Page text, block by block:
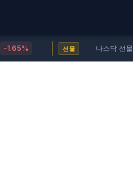
-1.65% 선물 나스닥 선물